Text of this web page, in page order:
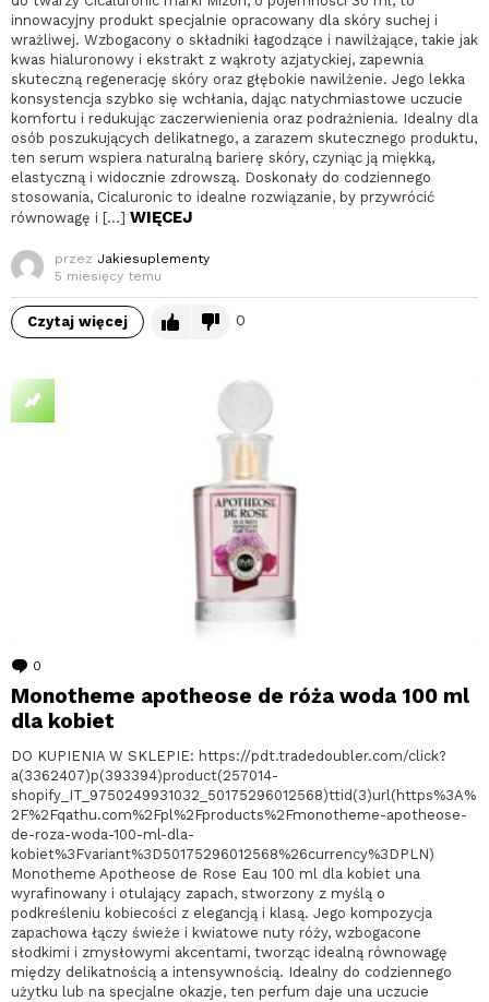
innowacyjny produkt specjalnie opracowany dla skóry suchej i
wrażliwej. Wzbogacony o składniki łagodzące i nawilżające, takie jak
kwas hialuronowy i ekstrakt z wąkroty azjatyckiej, zapewnia
skuteczną regenerację skóry oraz głębokie nawilżenie. Jego lekka
konsystencja szybko się wchłania, dając natychmiastowe uczucie
komfortu i redukując zaczerwienienia oraz podrażnienia. Idealny dla
osób poszukujących delikatnego, a zarazem skutecznego produktu,
ten serum wspiera naturalną barierę skóry, czyniąc ją miękką,
elastyczną i widocznie zdrowszą. Doskonały do codziennego
stosowania, Cicaluronic to idealne rozwiązanie, by przywrócić
równowagę i […] WIĘCEJ
przez Jakiesuplementy
5 miesięcy temu
Czytaj więcej 0
0
Monotheme apotheose de róża woda 100 ml
dla kobiet
DO KUPIENIA W SKLEPIE: https://pdt.tradedoubler.com/click?
a(3362407)p(393394)product(257014-
shopify_IT_9750249931032_50175296012568)ttid(3)url(https%3A%
2F%2Fqathu.com%2Fpl%2Fproducts%2Fmonotheme-apotheose-
de-roza-woda-100-ml-dla-
kobiet%3Fvariant%3D50175296012568%26currency%3DPLN)
Monotheme Apotheose de Rose Eau 100 ml dla kobiet una
wyrafinowany i otulający zapach, stworzony z myślą o
podkreśleniu kobiecości z elegancją i klasą. Jego kompozycja
zapachowa łączy świeże i kwiatowe nuty róży, wzbogacone
słodkimi i zmysłowymi akcentami, tworząc idealną równowagę
między delikatnością a intensywnością. Idealny do codziennego
użytku lub na specjalne okazje, ten perfum daje una uczucie